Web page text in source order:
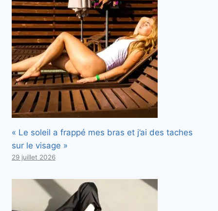
« Le soleil a frappé mes bras et j’ai des taches
sur le visage »
29 juillet 2026